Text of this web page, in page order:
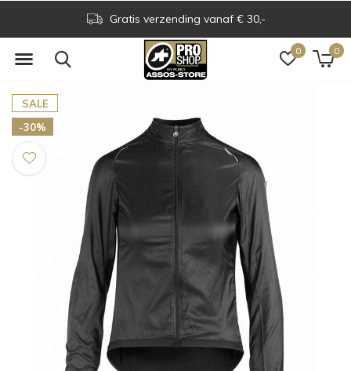
0 0
Gratis verzending vanaf € 30,-
SALE
-30%